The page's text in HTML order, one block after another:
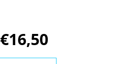
€16,50